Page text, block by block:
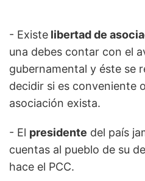
- Existe libertad de
una debes contar con el
gubernamental y éste se
decidir si es conveniente
asociación exista.
- El presidente del país
cuentas al pueblo de su
hace el PCC.